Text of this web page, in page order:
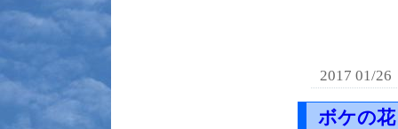
2017 01/26
ボケの花